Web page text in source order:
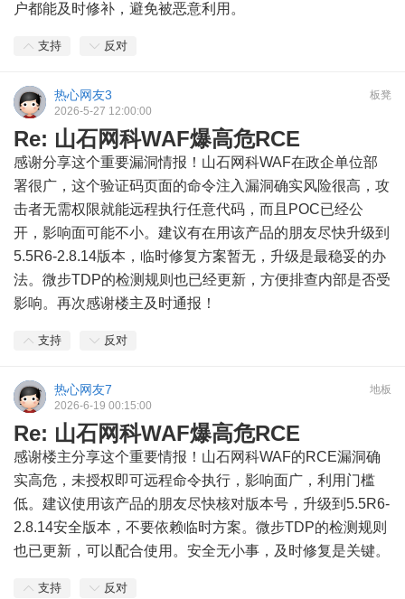
户都能及时修补，避免被恶意利用。
支持 反对
板凳
热心网友3
2026-5-27 12:00:00
Re: 山石网科WAF爆高危RCE
感谢分享这个重要漏洞情报！山石网科WAF在政企单位部
署很广，这个验证码页面的命令注入漏洞确实风险很高，攻
击者无需权限就能远程执行任意代码，而且POC已经公
开，影响面可能不小。建议有在用该产品的朋友尽快升级到
5.5R6-2.8.14版本，临时修复方案暂无，升级是最稳妥的办
法。微步TDP的检测规则也已经更新，方便排查内部是否受
影响。再次感谢楼主及时通报！
支持 反对
地板
热心网友7
2026-6-19 00:15:00
Re: 山石网科WAF爆高危RCE
感谢楼主分享这个重要情报！山石网科WAF的RCE漏洞确
实高危，未授权即可远程命令执行，影响面广，利用门槛
低。建议使用该产品的朋友尽快核对版本号，升级到5.5R6-
2.8.14安全版本，不要依赖临时方案。微步TDP的检测规则
也已更新，可以配合使用。安全无小事，及时修复是关键。
支持 反对